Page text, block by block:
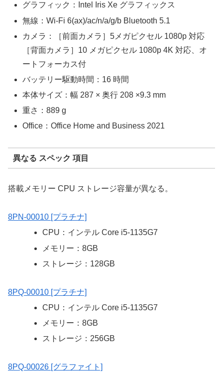
グラフィック：Intel Iris Xe グラフィックス
無線：Wi-Fi 6(ax)/ac/n/a/g/b Bluetooth 5.1
カメラ：［前面カメラ］5メガピクセル 1080p 対応
［背面カメラ］10 メガピクセル 1080p 4K 対応、オ
ートフォーカス付
バッテリー駆動時間：16 時間
本体サイズ：幅 287 × 奥行 208 ×9.3 mm
重さ：889 g
Office：Office Home and Business 2021
異なる スペック 項目
搭載メモリー CPU ストレージ容量が異なる。
8PN-00010 [プラチナ]
CPU：インテル Core i5-1135G7
メモリー：8GB
ストレージ：128GB
8PQ-00010 [プラチナ]
CPU：インテル Core i5-1135G7
メモリー：8GB
ストレージ：256GB
8PQ-00026 [グラファイト]